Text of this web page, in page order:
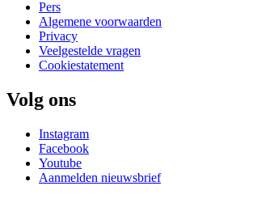
Pers
Algemene voorwaarden
Privacy
Veelgestelde vragen
Cookiestatement
Volg ons
Instagram
Facebook
Youtube
Aanmelden nieuwsbrief